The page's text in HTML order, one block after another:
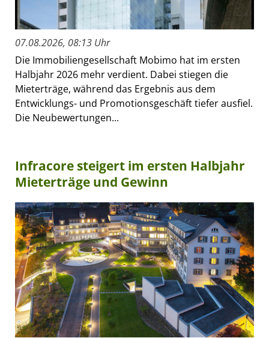
07.08.2026, 08:13 Uhr
Die Immobiliengesellschaft Mobimo hat im ersten
Halbjahr 2026 mehr verdient. Dabei stiegen die
Mieterträge, während das Ergebnis aus dem
Entwicklungs- und Promotionsgeschäft tiefer ausfiel.
Die Neubewertungen...
Infracore steigert im ersten Halbjahr
Mieterträge und Gewinn